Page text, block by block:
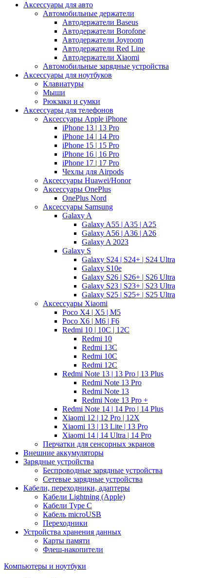
Аксессуары для авто
Автомобильные держатели
Автодержатели Baseus
Автодержатели Borofone
Автодержатели Joyroom
Автодержатели Red Line
Автодержатели Xiaomi
Автомобильные зарядные устройства
Аксессуары для ноутбуков
Клавиатуры
Мыши
Рюкзаки и сумки
Аксессуары для телефонов
Аксессуары Apple iPhone
iPhone 13 | 13 Pro
iPhone 14 | 14 Pro
iPhone 15 | 15 Pro
iPhone 16 | 16 Pro
iPhone 17 | 17 Pro
Чехлы для Airpods
Аксессуары Huawei/Honor
Аксессуары OnePlus
OnePlus Nord
Аксессуары Samsung
Galaxy A
Galaxy A55 | A35 | A25
Galaxy A56 | A36 | A26
Galaxy A 2023
Galaxy S
Galaxy S24 | S24+ | S24 Ultra
Galaxy S10e
Galaxy S26 | S26+ | S26 Ultra
Galaxy S23 | S23+ | S23 Ultra
Galaxy S25 | S25+ | S25 Ultra
Аксессуары Xiaomi
Poco X4 | X5 | M5
Poco X6 | M6 | F6
Redmi 10 | 10C | 12C
Redmi 10
Redmi 13C
Redmi 10C
Redmi 12C
Redmi Note 13 | 13 Pro | 13 Plus
Redmi Note 13 Pro
Redmi Note 13
Redmi Note 13 Pro +
Redmi Note 14 | 14 Pro | 14 Plus
Xiaomi 12 | 12 Pro | 12X
Xiaomi 13 | 13 Lite | 13 Pro
Xiaomi 14 | 14 Ultra | 14 Pro
Перчатки для сенсорных экранов
Внешние аккумуляторы
Зарядные устройства
Беспроводные зарядные устройства
Сетевые зарядные устройства
Кабели, переходники, адаптеры
Кабели Lightning (Apple)
Кабели Type C
Кабель microUSB
Переходники
Устройства хранения данных
Карты памяти
Флеш-накопители
Компьютеры и ноутбуки